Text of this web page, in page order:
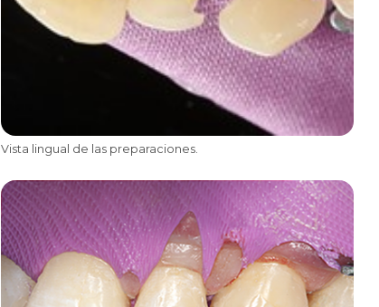
Vista lingual de las preparaciones.